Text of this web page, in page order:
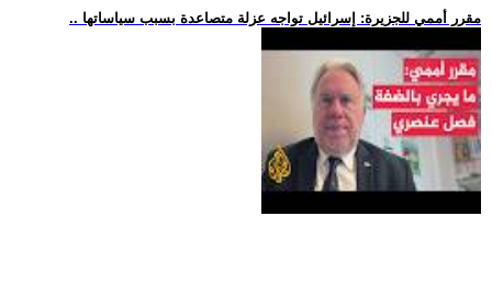
.. مقرر أممي للجزيرة: إسرائيل تواجه عزلة متصاعدة بسبب سياساتها